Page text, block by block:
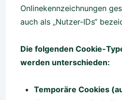
Onlinekennzeichnungen
auch als „Nutzer-IDs“
Die folgenden Cookie-
werden unterschieden:
Temporäre Cookies